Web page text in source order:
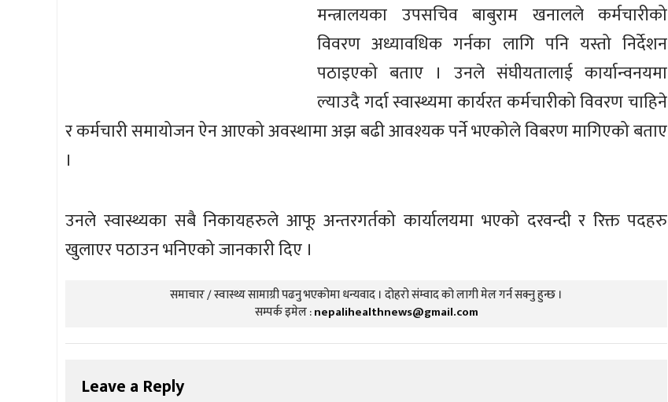
मन्त्रालयका उपसचिव बाबुराम खनालले कर्मचारीको
विवरण अध्यावधिक गर्नका लागि पनि यस्तो निर्देशन
पठाइएको बताए । उनले संघीयतालाई कार्यान्वनयमा
ल्याउदै गर्दा स्वास्थ्यमा कार्यरत कर्मचारीको विवरण चाहिने
र कर्मचारी समायोजन ऐन आएको अवस्थामा अझ बढी आवश्यक पर्ने भएकोले विबरण मागिएको बताए
।
उनले स्वास्थ्यका सबै निकायहरुले आफू अन्तरगर्तको कार्यालयमा भएको दरवन्दी र रिक्त पदहरु
खुलाएर पठाउन भनिएको जानकारी दिए ।
समाचार / स्वास्थ्य सामाग्री पढनु भएकोमा धन्यवाद । दोहरो संम्वाद को लागी मेल गर्न सक्नु हुन्छ ।
सम्पर्क इमेल :nepalihealthnews@gmail.com
Leave a Reply